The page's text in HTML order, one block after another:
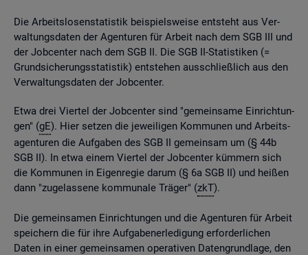
Die Ar­beits­lo­sen­sta­tis­tik bei­spiels­wei­se ent­steht aus Ver­
wal­tungs­da­ten der Agen­tu­ren für Ar­beit nach dem SGB III und
der Job­cen­ter nach dem SGB II. Die SGB II-Sta­tis­ti­ken (=
Grund­si­che­rungs­sta­tis­tik) ent­ste­hen aus­schlie­ß­lich aus den
Ver­wal­tungs­da­ten der Job­cen­ter.
Etwa drei Vier­tel der Job­cen­ter sind "ge­mein­sa­me Ein­rich­tun­
gen" (gE). Hier set­zen die je­wei­li­gen Kom­mu­nen und Ar­beits­
agen­tu­ren die Auf­ga­ben des SGB II ge­mein­sam um (§ 44b
SGB II). In etwa einem Vier­tel der Job­cen­ter küm­mern sich
die Kom­mu­nen in Ei­gen­re­gie darum (§ 6a SGB II) und hei­ßen
dann "zu­ge­las­se­ne kom­mu­na­le Trä­ger" (zkT).
Die ge­mein­sa­men Ein­rich­tun­gen und die Agen­tu­ren für Ar­beit
spei­chern die für ihre Auf­ga­ben­er­le­di­gung er­for­der­li­chen
Daten in einer ge­mein­sa­men ope­ra­ti­ven Da­ten­grund­la­ge, den